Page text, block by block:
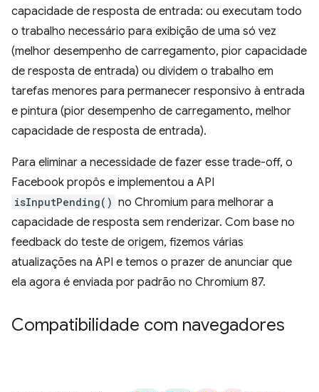
capacidade de resposta de entrada: ou executam todo
o trabalho necessário para exibição de uma só vez
(melhor desempenho de carregamento, pior capacidade
de resposta de entrada) ou dividem o trabalho em
tarefas menores para permanecer responsivo à entrada
e pintura (pior desempenho de carregamento, melhor
capacidade de resposta de entrada).
Para eliminar a necessidade de fazer esse trade-off, o
Facebook propôs e implementou a API
isInputPending() no Chromium para melhorar a
capacidade de resposta sem renderizar. Com base no
feedback do teste de origem, fizemos várias
atualizações na API e temos o prazer de anunciar que
ela agora é enviada por padrão no Chromium 87.
Compatibilidade com navegadores